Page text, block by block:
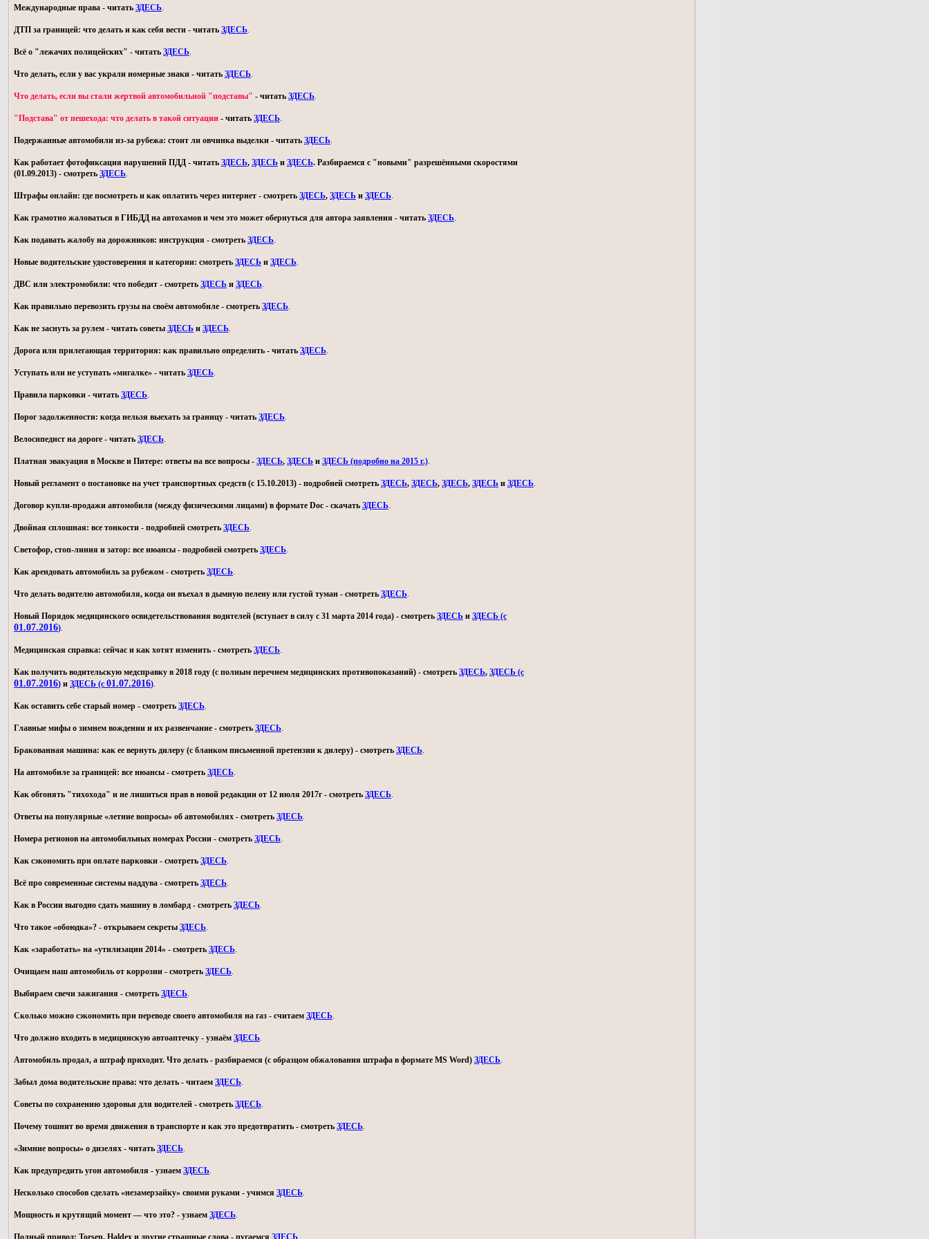
Международные права - читать ЗДЕСЬ.
ДТП за границей: что делать и как себя вести - читать ЗДЕСЬ.
Всё о "лежачих полицейских" - читать ЗДЕСЬ.
Что делать, если у вас украли номерные знаки - читать ЗДЕСЬ.
Что делать, если вы стали жертвой автомобильной "подставы" - читать ЗДЕСЬ.
"Подстава" от пешехода: что делать в такой ситуации - читать ЗДЕСЬ.
Подержанные автомобили из-за рубежа: стоит ли овчинка выделки - читать ЗДЕСЬ.
Как работает фотофиксация нарушений ПДД - читать ЗДЕСЬ, ЗДЕСЬ и ЗДЕСЬ. Разбираемся с "новыми" разрешёнными скоростями
(01.09.2013) - смотреть ЗДЕСЬ.
Штрафы онлайн: где посмотреть и как оплатить через интернет - смотреть ЗДЕСЬ, ЗДЕСЬ и ЗДЕСЬ.
Как грамотно жаловаться в ГИБДД на автохамов и чем это может обернуться для автора заявления - читать ЗДЕСЬ.
Как подавать жалобу на дорожников: инструкция - смотреть ЗДЕСЬ.
Новые водительские удостоверения и категории: смотреть ЗДЕСЬ и ЗДЕСЬ.
ДВС или электромобили: что победит - смотреть ЗДЕСЬ и ЗДЕСЬ.
Как правильно перевозить грузы на своём автомобиле - смотреть ЗДЕСЬ.
Как не заснуть за рулем - читать советы ЗДЕСЬ и ЗДЕСЬ.
Дорога или прилегающая территория: как правильно определить - читать ЗДЕСЬ.
Уступать или не уступать «мигалке» - читать ЗДЕСЬ.
Правила парковки - читать ЗДЕСЬ.
Порог задолженности: когда нельзя выехать за границу - читать ЗДЕСЬ.
Велосипедист на дороге - читать ЗДЕСЬ.
Платная эвакуация в Москве и Питере: ответы на все вопросы - ЗДЕСЬ, ЗДЕСЬ и ЗДЕСЬ (подробно на 2015 г.).
Новый регламент о постановке на учет транспортных средств (с 15.10.2013) - подробней смотреть ЗДЕСЬ, ЗДЕСЬ, ЗДЕСЬ, ЗДЕСЬ и ЗДЕСЬ.
Договор купли-продажи автомобиля (между физическими лицами) в формате Doc - скачать ЗДЕСЬ.
Двойная сплошная: все тонкости - подробней смотреть ЗДЕСЬ.
Светофор, стоп-линия и затор: все нюансы - подробней смотреть ЗДЕСЬ.
Как арендовать автомобиль за рубежом - смотреть ЗДЕСЬ.
Что делать водителю автомобиля, когда он въехал в дымную пелену или густой туман - смотреть ЗДЕСЬ.
Новый Порядок медицинского освидетельствования водителей (вступает в силу с 31 марта 2014 года) - смотреть ЗДЕСЬ и ЗДЕСЬ (с
01.07.2016).
Медицинская справка: сейчас и как хотят изменить - смотреть ЗДЕСЬ.
Как получить водительскую медсправку в 2018 году (с полным перечнем медицинских противопоказаний) - смотреть ЗДЕСЬ, ЗДЕСЬ (с
01.07.2016) и ЗДЕСЬ (с 01.07.2016).
Как оставить себе старый номер - смотреть ЗДЕСЬ.
Главные мифы о зимнем вождении и их развенчание - смотреть ЗДЕСЬ.
Бракованная машина: как ее вернуть дилеру (с бланком письменной претензии к дилеру) - смотреть ЗДЕСЬ.
На автомобиле за границей: все нюансы - смотреть ЗДЕСЬ.
Как обгонять "тихохода" и не лишиться прав в новой редакции от 12 июля 2017г - смотреть ЗДЕСЬ.
Ответы на популярные «летние вопросы» об автомобилях - смотреть ЗДЕСЬ.
Номера регионов на автомобильных номерах России - смотреть ЗДЕСЬ.
Как сэкономить при оплате парковки - смотреть ЗДЕСЬ.
Всё про современные системы наддува - смотреть ЗДЕСЬ.
Как в России выгодно сдать машину в ломбард - смотреть ЗДЕСЬ.
Что такое «обоюдка»? - открываем секреты ЗДЕСЬ.
Как «заработать» на «утилизации 2014» - смотреть ЗДЕСЬ.
Очищаем наш автомобиль от коррозии - смотреть ЗДЕСЬ.
Выбираем свечи зажигания - смотреть ЗДЕСЬ.
Сколько можно сэкономить при переводе своего автомобиля на газ - считаем ЗДЕСЬ.
Что должно входить в медицинскую автоаптечку - узнаём ЗДЕСЬ.
Автомобиль продал, а штраф приходит. Что делать - разбираемся (с образцом обжалования штрафа в формате MS Word) ЗДЕСЬ.
Забыл дома водительские права: что делать - читаем ЗДЕСЬ.
Советы по сохранению здоровья для водителей - смотреть ЗДЕСЬ.
Почему тошнит во время движения в транспорте и как это предотвратить - смотреть ЗДЕСЬ.
«Зимние вопросы» о дизелях - читать ЗДЕСЬ.
Как предупредить угон автомобиля - узнаем ЗДЕСЬ.
Несколько способов сделать «незамерзайку» своими руками - учимся ЗДЕСЬ.
Мощность и крутящий момент — что это? - узнаем ЗДЕСЬ.
Полный привод: Torsen, Haldex и другие страшные слова - пугаемся ЗДЕСЬ